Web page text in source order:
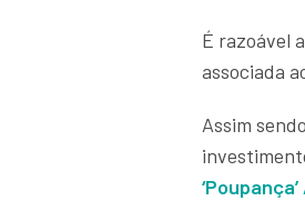
É razoável
associada
Assim
‘